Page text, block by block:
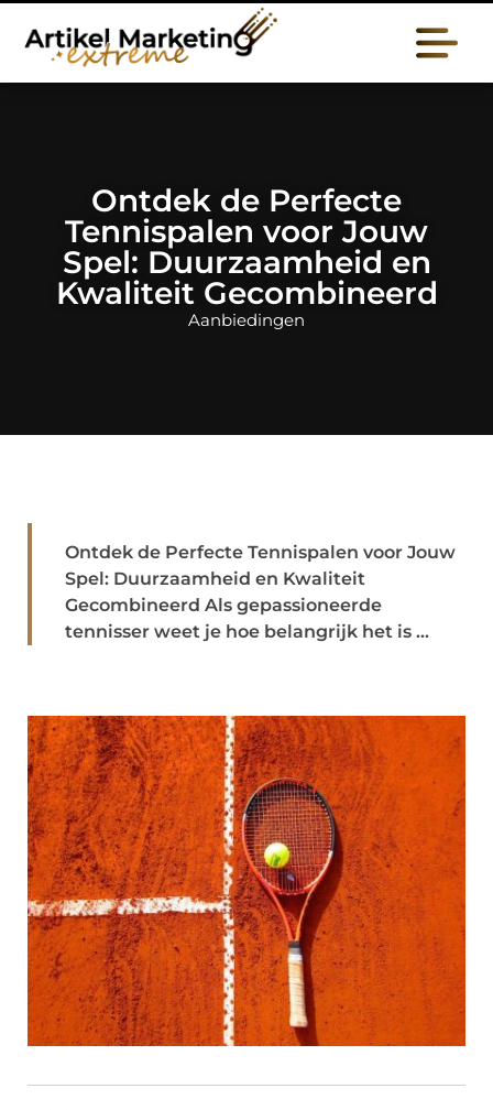
Ontdek de Perfecte
Tennispalen voor Jouw
Spel: Duurzaamheid en
Kwaliteit Gecombineerd
Aanbiedingen
Ontdek de Perfecte Tennispalen voor Jouw
Spel: Duurzaamheid en Kwaliteit
Gecombineerd Als gepassioneerde
tennisser weet je hoe belangrijk het is ...